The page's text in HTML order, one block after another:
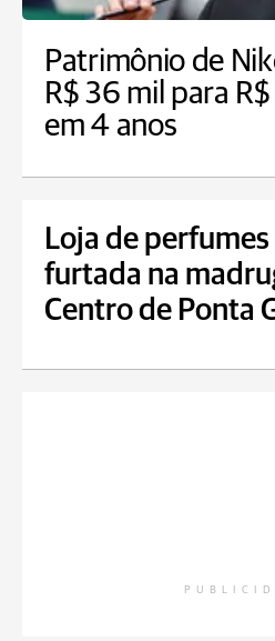
Patrimônio de
R$ 36 mil para
em 4 anos
Loja de perfumes
furtada na
Centro de Ponta